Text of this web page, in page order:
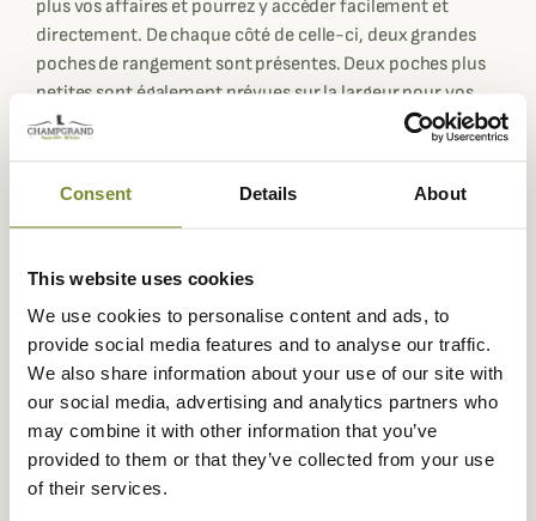
Consent Details About
This website uses cookies
We use cookies to personalise content and ads, to
provide social media features and to analyse our traffic.
We also share information about your use of our site with
our social media, advertising and analytics partners who
may combine it with other information that you’ve
provided to them or that they’ve collected from your use
of their services.
plus vos affaires et pourrez y accéder facilement et
directement. De chaque côté de celle-ci, deux grandes
poches de rangement sont présentes. Deux poches plus
petites sont également prévues sur la largeur pour vos
plus petits objets.
Le tissu est légèrement ciré et permet de résister à l'eau
et aux abrasions du quotidien. Il est accompagné de
Original et stylé, ce modèle accompagne vos tenues et
vous permet de transporter vos essentiels et accessoires
du quotidien lors de déplacements sans risquer de les
perdre !
Il existe en plusieurs coloris et mesure 38,1 x 17,8 x
35,5cm.
Fiche technique